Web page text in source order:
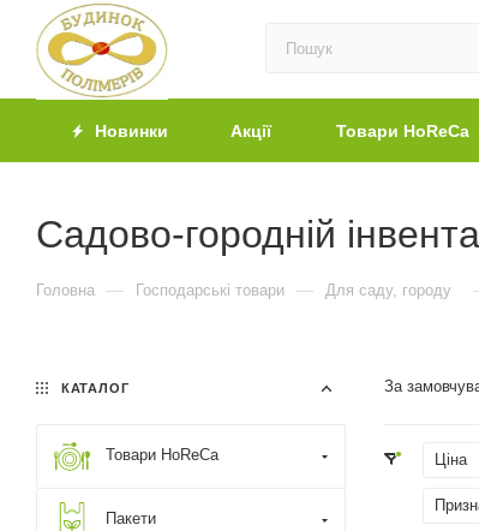
Новинки Акції Товари HoReCa
Садово-городній
Головна — Господарські товари — Для саду, городу
За
Ціна
КАТАЛОГ
Товари HoReCa
Пакети